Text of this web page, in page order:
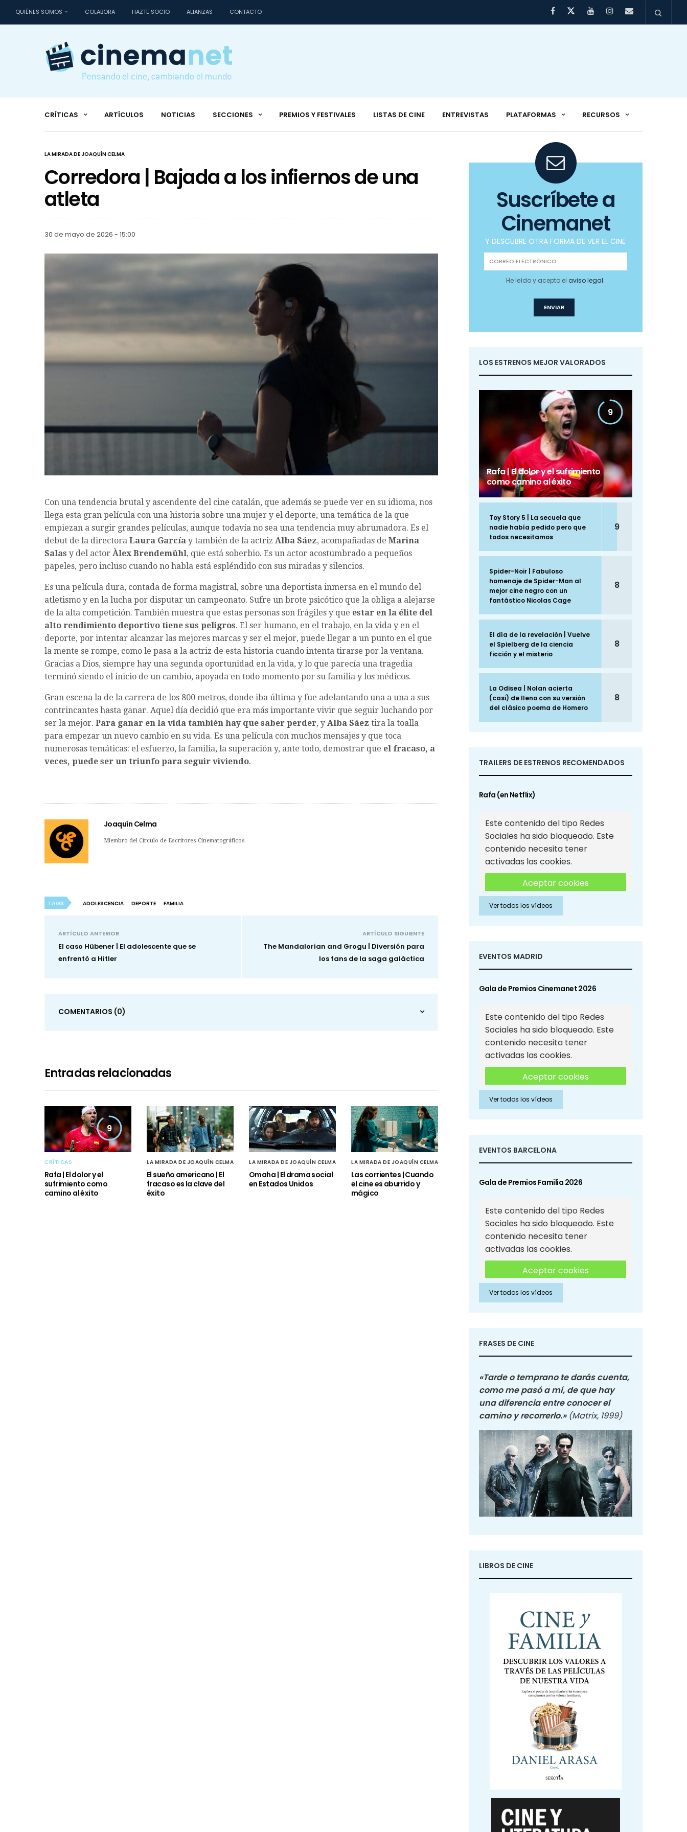
QUIÉNES SOMOS COLABORA HAZTE SOCIO ALIANZAS CONTACTO
CRÍTICAS ARTÍCULOS NOTICIAS SECCIONES PREMIOS Y FESTIVALES LISTAS DE CINE ENTREVISTAS PLATAFORMAS RECURSOS
LA MIRADA DE JOAQUÍN CELMA
Corredora | Bajada a los infiernos de una
atleta
30 de mayo de 2026 - 15:00
Con una tendencia brutal y ascendente del cine catalán, que además se puede ver en su idioma, nos
llega esta gran película con una historia sobre una mujer y el deporte, una temática de la que
empiezan a surgir grandes películas, aunque todavía no sea una tendencia muy abrumadora. Es el
debut de la directora Laura García y también de la actriz Alba Sáez, acompañadas de Marina
Salas y del actor Àlex Brendemühl, que está soberbio. Es un actor acostumbrado a pequeños
papeles, pero incluso cuando no habla está espléndido con sus miradas y silencios.
Es una película dura, contada de forma magistral, sobre una deportista inmersa en el mundo del
atletismo y en la lucha por disputar un campeonato. Sufre un brote psicótico que la obliga a alejarse
de la alta competición. También muestra que estas personas son frágiles y que estar en la élite del
alto rendimiento deportivo tiene sus peligros. El ser humano, en el trabajo, en la vida y en el
deporte, por intentar alcanzar las mejores marcas y ser el mejor, puede llegar a un punto en el que
la mente se rompe, como le pasa a la actriz de esta historia cuando intenta tirarse por la ventana.
Gracias a Dios, siempre hay una segunda oportunidad en la vida, y lo que parecía una tragedia
terminó siendo el inicio de un cambio, apoyada en todo momento por su familia y los médicos.
Gran escena la de la carrera de los 800 metros, donde iba última y fue adelantando una a una a sus
contrincantes hasta ganar. Aquel día decidió que era más importante vivir que seguir luchando por
ser la mejor. Para ganar en la vida también hay que saber perder, y Alba Sáez tira la toalla
para empezar un nuevo cambio en su vida. Es una película con muchos mensajes y que toca
numerosas temáticas: el esfuerzo, la familia, la superación y, ante todo, demostrar que el fracaso, a
veces, puede ser un triunfo para seguir viviendo.
Joaquín Celma
Miembro del Círculo de Escritores Cinematográficos
TAGS ADOLESCENCIA DEPORTE FAMILIA
ARTÍCULO ANTERIOR
El caso Hübener | El adolescente que se
enfrentó a Hitler
ARTÍCULO SIGUIENTE
The Mandalorian and Grogu | Diversión para
los fans de la saga galáctica
COMENTARIOS (0)
Entradas relacionadas
9
CRÍTICAS
Rafa | El dolor y el
sufrimiento como
camino al éxito
LA MIRADA DE JOAQUÍN CELMA
El sueño americano | El
fracaso es la clave del
éxito
LA MIRADA DE JOAQUÍN CELMA
Omaha | El drama social
en Estados Unidos
LA MIRADA DE JOAQUÍN CELMA
Las corrientes | Cuando
el cine es aburrido y
mágico
Suscríbete a
Cinemanet
Y DESCUBRE OTRA FORMA DE VER EL CINE
He leído y acepto elaviso legal.
LOS ESTRENOS MEJOR VALORADOS
9
Rafa | El dolor y el sufrimiento
como camino al éxito
Toy Story 5 | La secuela que
nadie había pedido pero que
todos necesitamos
9
Spider-Noir | Fabuloso
homenaje de Spider-Man al
mejor cine negro con un
fantástico Nicolas Cage
8
El día de la revelación | Vuelve
el Spielberg de la ciencia
ficción y el misterio
8
La Odisea | Nolan acierta
(casi) de lleno con su versión
del clásico poema de Homero
8
TRAILERS DE ESTRENOS RECOMENDADOS
Rafa (en Netflix)
Este contenido del tipo Redes
Sociales ha sido bloqueado. Este
contenido necesita tener
activadas las cookies.
Aceptar cookies
Aceptar cookies de Redes
Sociales
Ver todos los vídeos
EVENTOS MADRID
Gala de Premios Cinemanet 2026
Este contenido del tipo Redes
Sociales ha sido bloqueado. Este
contenido necesita tener
activadas las cookies.
Aceptar cookies
Aceptar cookies de Redes
Sociales
Ver todos los vídeos
EVENTOS BARCELONA
Gala de Premios Familia 2026
Este contenido del tipo Redes
Sociales ha sido bloqueado. Este
contenido necesita tener
activadas las cookies.
Aceptar cookies
Aceptar cookies de Redes
Sociales
Ver todos los vídeos
FRASES DE CINE
«Tarde o temprano te darás cuenta,
como me pasó a mí, de que hay
una diferencia entre conocer el
camino y recorrerlo.» (Matrix, 1999)
LIBROS DE CINE